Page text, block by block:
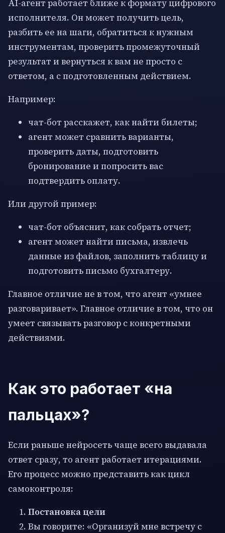
AI-агент работает ближе к формату цифрового
исполнителя. Он может получить цель,
разбить ее на шаги, обратиться к нужным
инструментам, проверить промежуточный
результат и вернуться к вам не просто с
ответом, а с подготовленным действием.
Например:
чат-бот расскажет, как найти билеты;
агент может сравнить варианты,
проверить даты, подготовить
бронирование и попросить вас
подтвердить оплату.
Или другой пример:
чат-бот объяснит, как собрать отчет;
агент может найти письма, извлечь
данные из файлов, заполнить таблицу и
подготовить письмо бухгалтеру.
Главное отличие не в том, что агент «умнее
разговаривает». Главное отличие в том, что он
умеет связывать разговор с конкретными
действиями.
Как это работает «на
пальцах»?
Если раньше нейросеть чаще всего выдавала
ответ сразу, то агент работает итерациями.
Его процесс можно представить как цикл
самоконтроля:
Постановка цели
Вы говорите: «Организуй мне встречу с